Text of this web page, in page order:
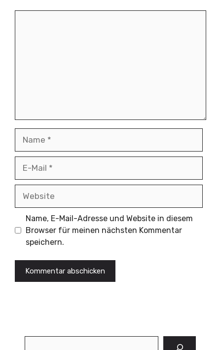
Mail
Name, E-Mail-Adresse und Website in diesem
Browser für meinen nächsten Kommentar
speichern.